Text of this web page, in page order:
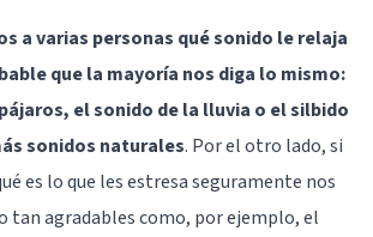
a varias personas qué sonido le relaja
que la mayoría nos diga lo mismo:
el sonido de la lluvia o el silbido
sonidos naturales. Por el otro lado, si
es lo que les estresa seguramente nos
tan agradables como, por ejemplo, el